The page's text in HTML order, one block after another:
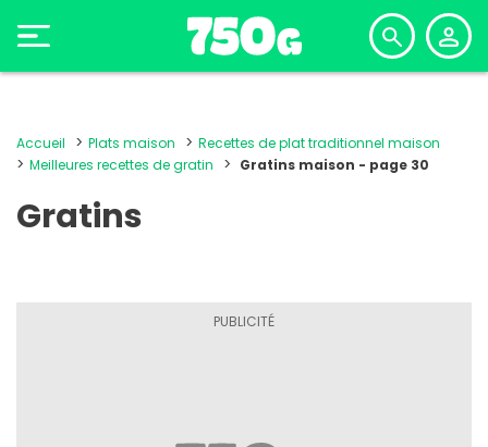
Accueil Plats maison
Recettes de plat traditionnel maison
Meilleures recettes de gratin
Gratins maison - page 30
Gratins